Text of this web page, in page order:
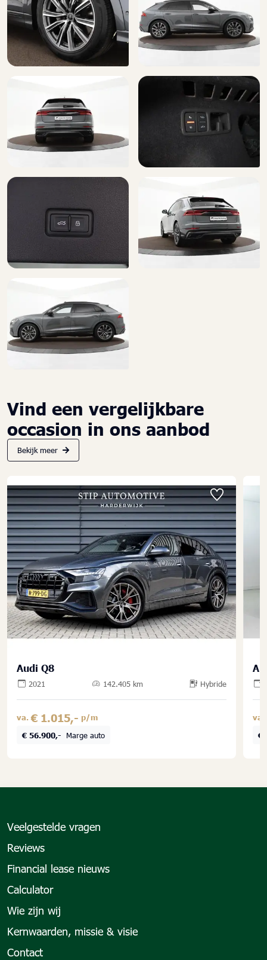
Vind een vergelijkbare
occasion in ons aanbod
Bekijk meer
Audi Q8
2021 142.405 km Hybride
va. € 1.015,- p/m
€ 56.900,-
Marge auto
va.
€
Veelgestelde vragen
Reviews
Financial lease nieuws
Calculator
Wie zijn wij
Kernwaarden, missie & visie
Contact